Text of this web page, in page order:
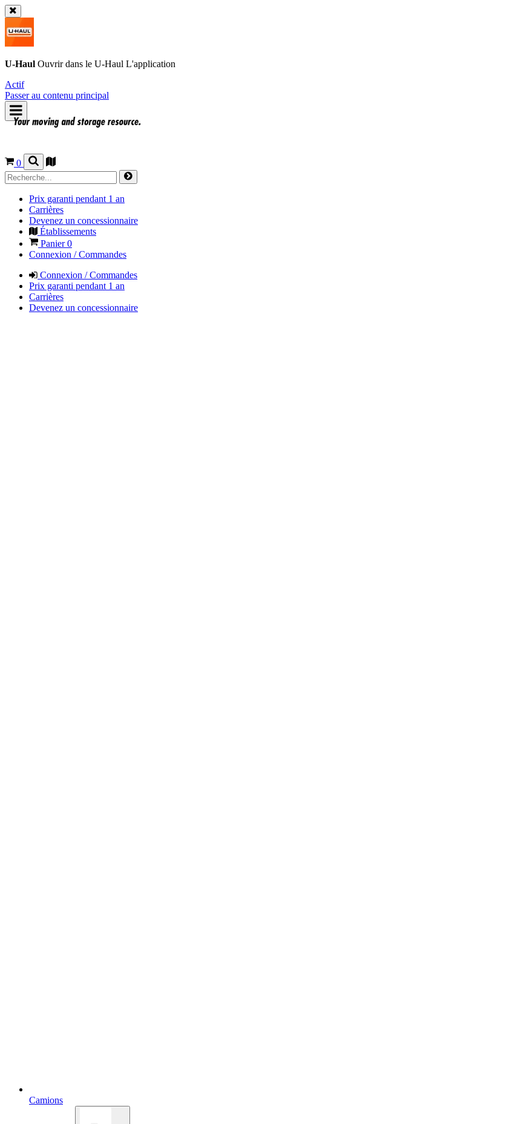
U-Haul Ouvrir dans le U-Haul L'application
Actif
Passer au contenu principal
0
Prix garanti pendant 1 an
Carrières
Devenez un concessionnaire
Établissements
Panier0
Connexion / Commandes
Connexion / Commandes
Prix garanti pendant 1 an
Carrières
Devenez un concessionnaire
Camions